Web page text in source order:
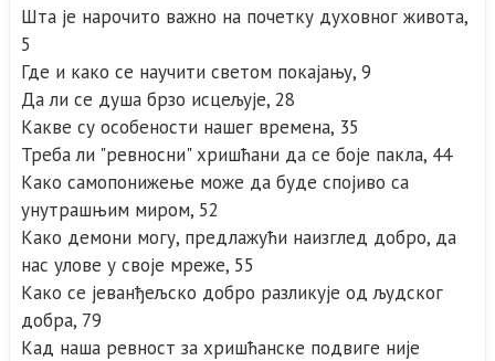
Шта је нарочито важно на почетку духовног живота,
5
Где и како се научити светом покајању, 9
Да ли се душа брзо исцељује, 28
Какве су особености нашег времена, 35
Треба ли "ревносни" хришћани да се боје пакла, 44
Како самопонижење може да буде спојиво са
унутрашњим миром, 52
Како демони могу, предлажући наизглед добро, да
нас улове у своје мреже, 55
Како се јеванђељско добро разликује од људског
добра, 79
Кад наша ревност за хришћанске подвиге није